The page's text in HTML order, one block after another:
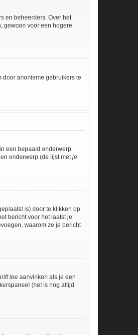
en beheerders. Over het
gewoon voor een hogere
anonieme gebruikers te
een bepaald onderwerp.
onderwerp (de lijst metje
is) door te klikken op
bericht voor het laatst je
waarom ze je bericht
toe aanvinken als je een
(het is nog altijd